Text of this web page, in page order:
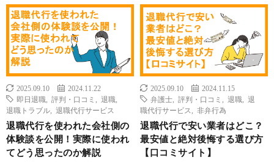
2025.09.10
2024.11.22
即日退職
評判・口コミ 退職
退職トラブル
退職代行サービス
退職代行を使われた会社側の
体験談を公開！実際に使われ
てどう思ったのか解説
2025.09.10
2024.11.15
弁護士
評判・口コミ 退職
退
職代行サービス
非弁行為
退職代行で安い業者はどこ？
最安値と絶対後悔する選び方
【口コミサイト】